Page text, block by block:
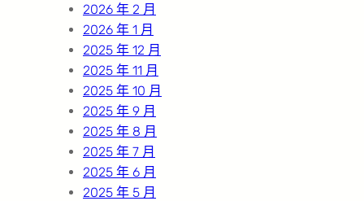
2026 年 2 月
2026 年 1 月
2025 年 12 月
2025 年 11 月
2025 年 10 月
2025 年 9 月
2025 年 8 月
2025 年 7 月
2025 年 6 月
2025 年 5 月